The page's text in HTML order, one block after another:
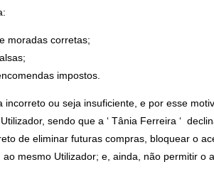
moradas corretas;
impostos.
incorreto ou seja insuficiente, e por esse
sendo que a ‘ Tânia Ferreira ‘
de eliminar futuras compras, bloquear o
ao mesmo Utilizador; e, ainda, não permitir